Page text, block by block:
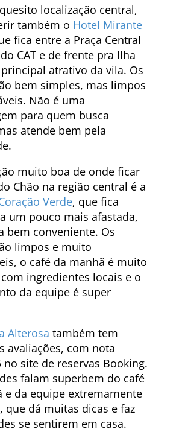
localização central,
também o Hotel Mirante
fica entre a Praça Central
CAT e de frente pra Ilha
atrativo da vila. Os
bem simples, mas limpos
Não é uma
para quem busca
atende bem pela
muito boa de onde ficar
Chão na região central é a
Verde, que fica
um pouco mais afastada,
bem conveniente. Os
limpos e muito
o café da manhã é muito
ingredientes locais e o
da equipe é super
Alterosa também tem
avaliações, com nota
no site de reservas Booking.
falam superbem do café
e da equipe extremamente
que dá muitas dicas e faz
se sentirem em casa.